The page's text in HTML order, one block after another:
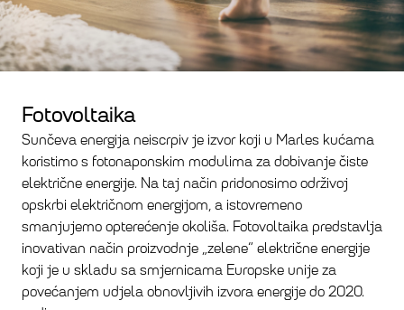
Fotovoltaika
Sunčeva energija neiscrpiv je izvor koji u Marles kućama
koristimo s fotonaponskim modulima za dobivanje čiste
električne energije. Na taj način pridonosimo održivoj
opskrbi električnom energijom, a istovremeno
smanjujemo opterećenje okoliša. Fotovoltaika predstavlja
inovativan način proizvodnje „zelene“ električne energije
koji je u skladu sa smjernicama Europske unije za
povećanjem udjela obnovljivih izvora energije do 2020.